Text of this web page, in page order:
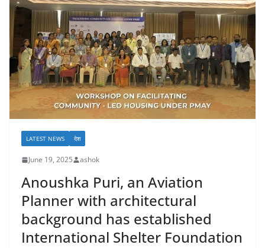
LATEST NEWS देश
June 19, 2025 ashok
Anoushka Puri, an Aviation
Planner with architectural
background has established
International Shelter Foundation